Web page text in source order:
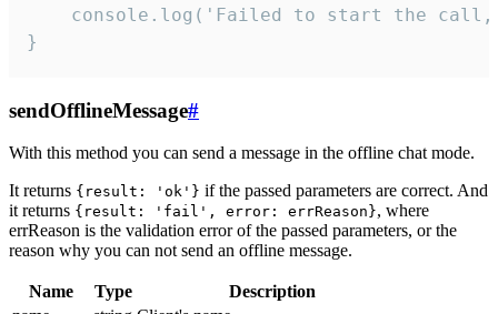
console.log('Failed to start the
}
sendOfflineMessage#
With this method you can send a message in the offline chat mode.
It returns {result: 'ok'} if the passed parameters are correct. And
it returns {result: 'fail', error: errReason}, where
errReason is the validation error of the passed parameters, or the
reason why you can not send an offline message.
Name Type
Description